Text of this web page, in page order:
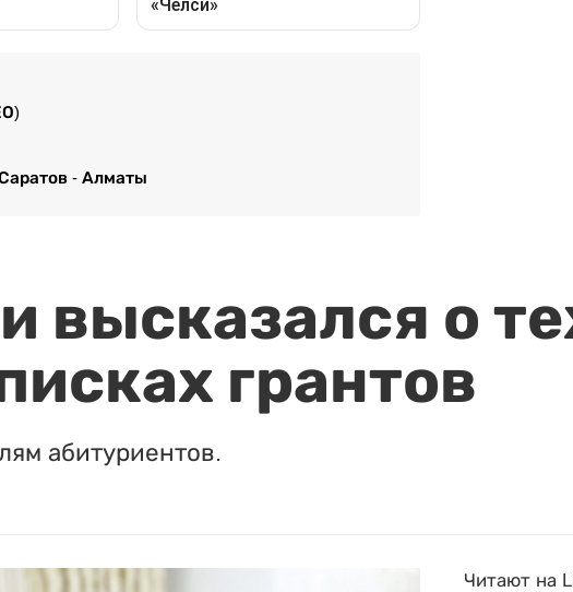
- Алматы
высказался о
грантов
абитуриентов.
Читают на